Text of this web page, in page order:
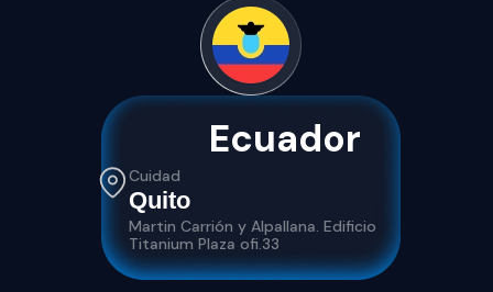
Ecuador
Cuidad
Quito
Martin Carrión y Alpallana. Edificio
Titanium Plaza ofi.33